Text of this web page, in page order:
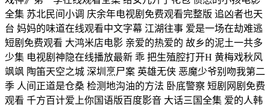
全集 苏北民间小调 庆余年电视剧免费观看完整版 追凶者也天
台 妈妈的味道在线观看中文字幕 江湖往事 爱是一场在劫难逃
短剧免费观看 大鸿米店电影 亲爱的热爱的 故乡的泥土一共多
少集 电视剧神隐在线播放最新 乖 把生殖腔打开H 黄梅戏秋风
飒飒 陶笛天空之城 深圳烹尸案 英雄无侠 恶魔少爷别吻我第二
季 人间正道是仓桑 检测地沟油的方法 卧底警察 短剧网剧免费
观看 千方百计爱上你国语版百度影音 大话三国全集 爱的人韩